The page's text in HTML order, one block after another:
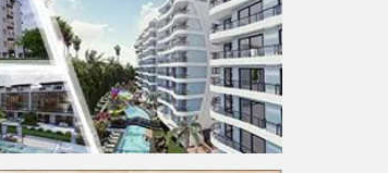
Sistem Modu
Sistem modunu seçin.